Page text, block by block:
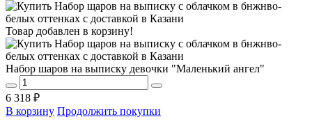
Товар добавлен в корзину!
Набор шаров на выписку девочки "Маленький ангел"
6 318 ₽
В корзину Продолжить покупки